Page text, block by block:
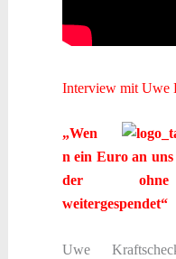
Interview mit Uwe
„Wen
n ein Euro an
der ohne
weitergespendet“
Uwe